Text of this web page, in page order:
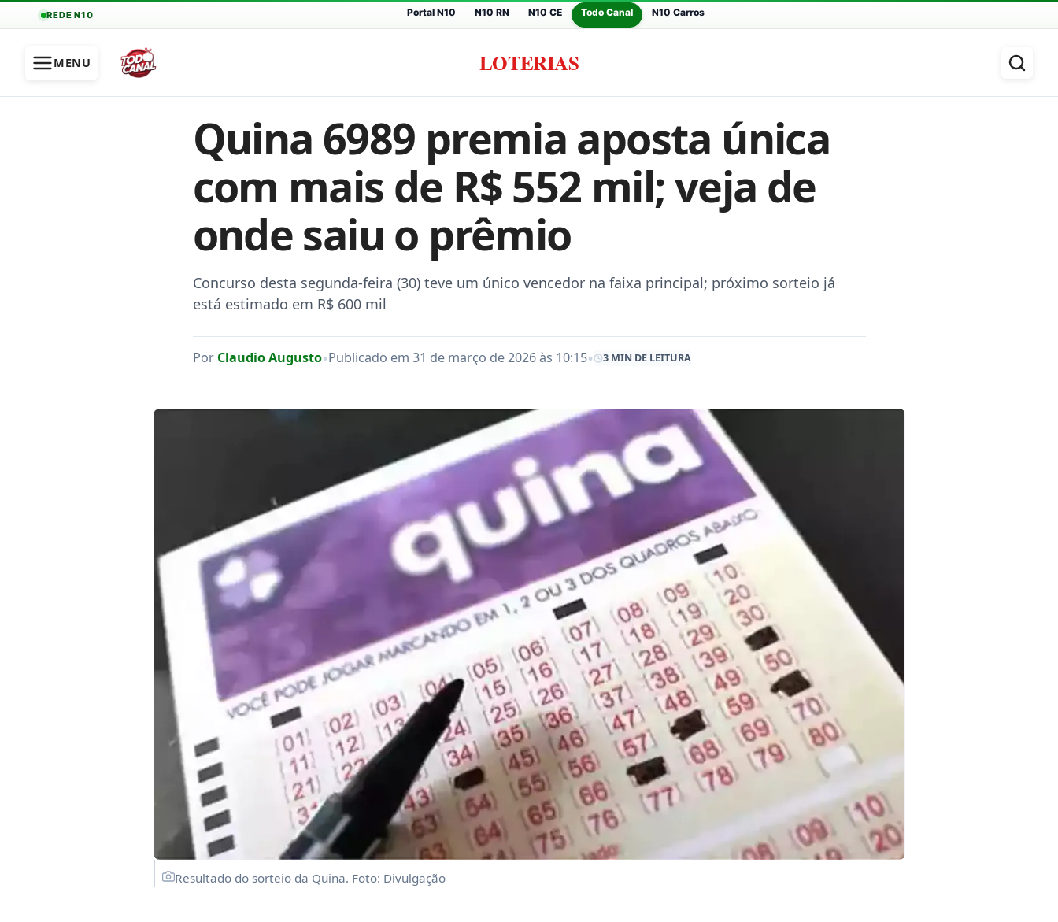
REDE N10 Portal N10 N10 RN N10 CE Todo Canal N10 Carros
MENU LOTERIAS
Quina 6989 premia aposta única
com mais de R$ 552 mil; veja de
onde saiu o prêmio
Concurso desta segunda-feira (30) teve um único vencedor na faixa principal; próximo sorteio já
está estimado em R$ 600 mil
Por Claudio Augusto•Publicado em 31 de março de 2026 às 10:15• 3 MIN DE LEITURA
Resultado do sorteio da Quina. Foto: Divulgação